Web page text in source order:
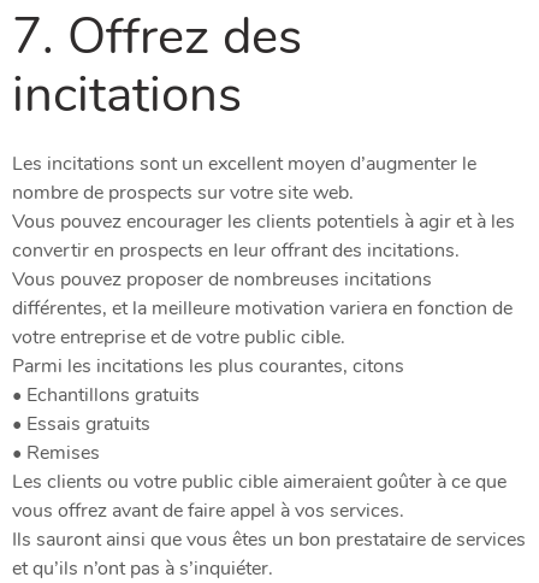
7. Offrez des
incitations
Les incitations sont un excellent moyen d’augmenter le
nombre de prospects sur votre site web.
Vous pouvez encourager les clients potentiels à agir et à les
convertir en prospects en leur offrant des incitations.
Vous pouvez proposer de nombreuses incitations
différentes, et la meilleure motivation variera en fonction de
votre entreprise et de votre public cible.
Parmi les incitations les plus courantes, citons
• Echantillons gratuits
• Essais gratuits
• Remises
Les clients ou votre public cible aimeraient goûter à ce que
vous offrez avant de faire appel à vos services.
Ils sauront ainsi que vous êtes un bon prestataire de services
et qu’ils n’ont pas à s’inquiéter.